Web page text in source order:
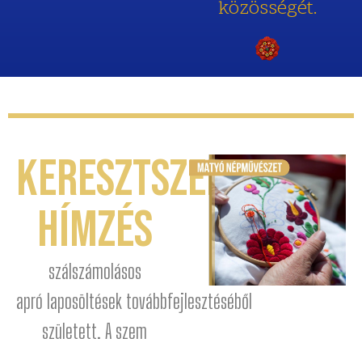
közösségét.
Keresztszemes
hímzés
szálszámolásos
apró laposöltések továbbfejlesztéséből
született. A szem